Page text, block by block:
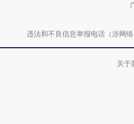
违法和不良信息举报电话（涉网
关于